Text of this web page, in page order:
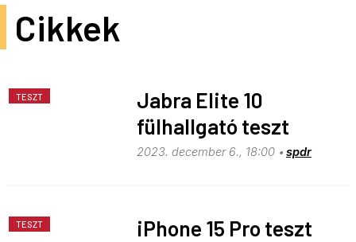
Cikkek
TESZT
Jabra Elite 10
fülhallgató teszt
2023. december 6., 18:00 spdr
TESZT iPhone 15 Pro teszt